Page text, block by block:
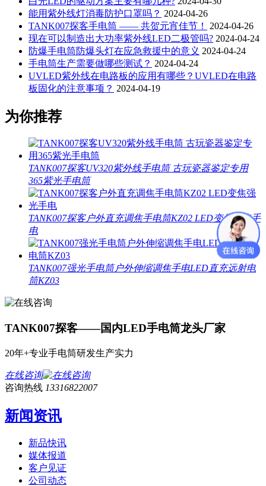
能用紫外线灯消毒防护口罩吗？ 2024-04-26
TANK007探客手电筒 —— 共贺元宵佳节！
2024-04-26
现在可以制造出大功率紫外线LED二极管吗? 2024-04-24
防爆手电筒防爆头灯在应急救援中的意义 2024-04-24
手电筒生产需要做哪些测试？ 2024-04-24
UVLED紫外线在电路板的应用有哪些？UVLED在电路
板固化的注意事项？ 2024-04-19
为你推荐
TANK007探客UV320紫外线手电筒 古玩瓷器鉴定专用
365紫光手电筒
TANK007探客户外直充调焦手电筒KZ02 LED变焦强光手
电
TANK007强光手电筒户外伸缩调焦手电LED直充远射电
筒KZ03
TANK007探客——国内LED手电筒龙头厂家
20年+专业手电筒研发生产实力
在线咨询
咨询热线 13316822007
新闻资讯
新品快讯
媒体报道
客户见证
公司动态